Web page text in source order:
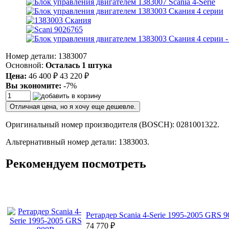
Номер детали: 1383007
Основной: Осталась 1 штука
Цена: 46 400 ₽ 43 220 ₽
Вы экономите: -7%
Отличная цена, но я хочу еще дешевле.
Оригинальный номер производителя (BOSCH): 0281001322.
Альтернативный номер детали: 1383003.
Рекомендуем посмотреть
Ретардер Scania 4-Serie 1995-2005 GRS
74 770 ₽